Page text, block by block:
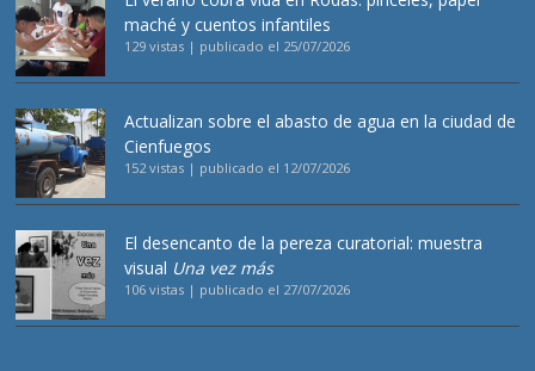
maché y cuentos infantiles
129 vistas | publicado el 25/07/2026
Actualizan sobre el abasto de agua en la ciudad de
Cienfuegos
152 vistas | publicado el 12/07/2026
El desencanto de la pereza curatorial: muestra
visual Una vez más
106 vistas | publicado el 27/07/2026